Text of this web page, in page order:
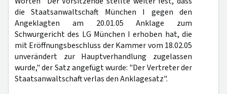
die Staatsanwaltschaft München I gegen den
Angeklagten am 20.01.05 Anklage zum
Schwurgericht des LG München I erhoben hat, die
mit Eröffnungsbeschluss der Kammer vom 18.02.05
unverändert zur Hauptverhandlung zugelassen
wurde," der Satz angefügt wurde: "Der Vertreter der
Staatsanwaltschaft verlas den Anklagesatz".